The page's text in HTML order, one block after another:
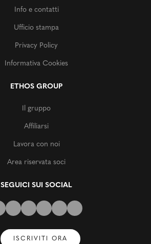
Info e contatti
Ufficio stampa
Privacy Policy
Informativa Cookies
ETHOS GROUP
Il gruppo
Affiliarsi
Lavora con noi
Area riservata soci
SEGUICI SUI SOCIAL
ISCRIVITI ORA